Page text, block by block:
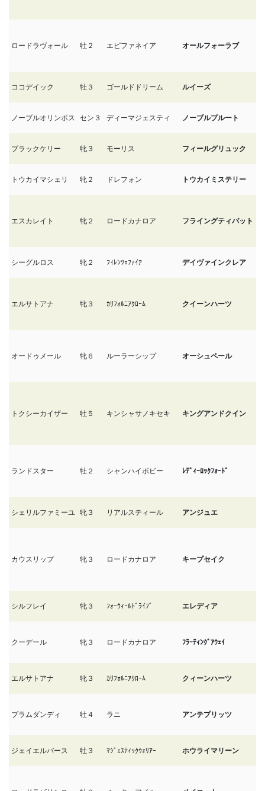
ロードラヴォール 牡２ エピファネイア オールフォーラブ
ココデイック 牡３ ゴールドドリーム ルイーズ
ノーブルオリンポス セン３ ディーマジェスティ ノーブルプルート
ブラックケリー 牝３ モーリス フィールグリュック
トウカイマシェリ 牝２ ドレフォン トウカイミステリー
エスカレイト 牝２ ロードカナロア フライングティパット
シーグルロス 牝２ ﾌｨﾚﾝﾂｪﾌｧｲｱ デイヴァインクレア
エルサトアナ 牝３ ｶﾘﾌｫﾙﾆｱｸﾛｰﾑ クイーンハーツ
オードゥメール 牝６ ルーラーシップ オーシュペール
トクシーカイザー 牡５ キンシャサノキセキ キングアンドクイン
ランドスター 牡２ シャンハイボビー ﾚﾃﾞｨｰﾛｯｸﾌｫｰﾄﾞ
シェリルファミーユ 牝３ リアルスティール アンジュエ
カウスリップ 牝３ ロードカナロア キープセイク
シルフレイ 牝３ ﾌｫｰｳｨｰﾙﾄﾞﾗｲﾌﾞ エレディア
クーデール 牝３ ロードカナロア ﾌﾗｰﾃｨﾝｸﾞｱｳｪｲ
エルサトアナ 牝３ ｶﾘﾌｫﾙﾆｱｸﾛｰﾑ クィーンハーツ
プラムダンディ 牡４ ラニ アンテプリッツ
ジェイエルバース 牡３ ﾏｼﾞｪｽﾃｨｯｸｳｫﾘｱｰ ホウライマリーン